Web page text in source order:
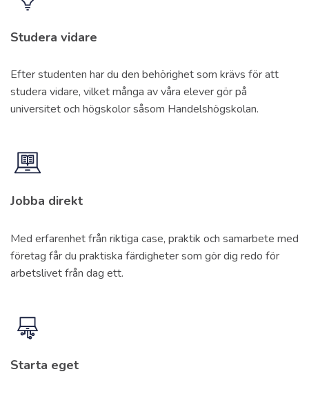
Studera vidare
Efter studenten har du den behörighet som krävs för att
studera vidare, vilket många av våra elever gör på
universitet och högskolor såsom Handelshögskolan.
Jobba direkt
Med erfarenhet från riktiga case, praktik och samarbete med
företag får du praktiska färdigheter som gör dig redo för
arbetslivet från dag ett.
Starta eget